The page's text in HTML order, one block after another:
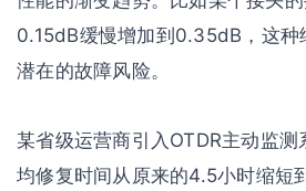
0.15dB缓慢增加到0.35dB，这种
潜在的故障风险。
某省级运营商引入OTDR主动监
均修复时间从原来的4.5小时缩短